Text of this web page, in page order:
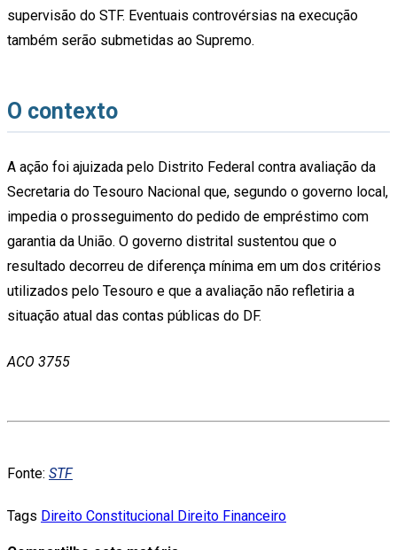
supervisão do STF. Eventuais controvérsias na execução
também serão submetidas ao Supremo.
O contexto
A ação foi ajuizada pelo Distrito Federal contra avaliação da
Secretaria do Tesouro Nacional que, segundo o governo local,
impedia o prosseguimento do pedido de empréstimo com
garantia da União. O governo distrital sustentou que o
resultado decorreu de diferença mínima em um dos critérios
utilizados pelo Tesouro e que a avaliação não refletiria a
situação atual das contas públicas do DF.
ACO 3755
Fonte: STF
Tags Direito Constitucional Direito Financeiro